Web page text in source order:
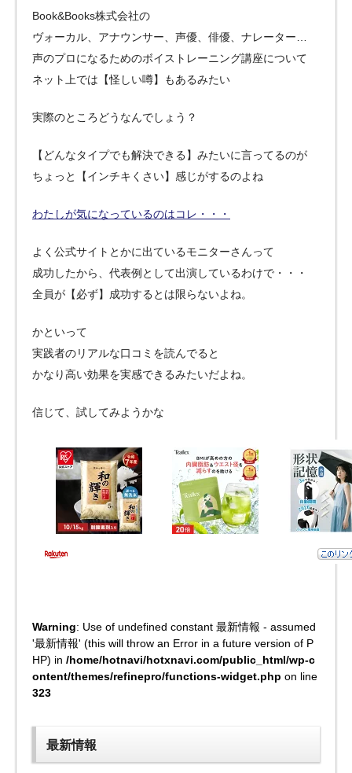
Book&Books株式会社の
ヴォーカル、アナウンサー、声優、俳優、ナレーター…
声のプロになるためのボイストレーニング講座について
ネット上では【怪しい噂】もあるみたい
実際のところどうなんでしょう？
【どんなタイプでも解決できる】みたいに言ってるのが
ちょっと【インチキくさい】感じがするのよね
わたしが気になっているのはコレ・・・
よく公式サイトとかに出ているモニターさんって
成功したから、代表例として出演しているわけで・・・
全員が【必ず】成功するとは限らないよね。
かといって
実践者のリアルな口コミを読んでると
かなり高い効果を実感できるみたいだよね。
信じて、試してみようかな
Warning: Use of undefined constant 最新情報 - assumed
'最新情報' (this will throw an Error in a future version of P
HP) in /home/hotnavi/hotxnavi.com/public_html/wp-c
ontent/themes/refinepro/functions-widget.php on line
323
最新情報